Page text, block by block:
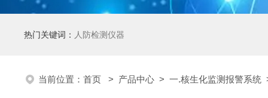
热门关键词： 人防检测仪器
当前位置： 首页 > 产品中心 > 一.核生化监测报警系统